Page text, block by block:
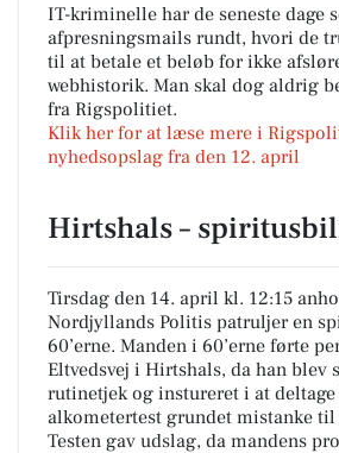
IT-kriminelle har de seneste dage
afpresningsmails rundt, hvori de
til at betale et beløb for ikke
webhistorik. Man skal dog aldrig
fra Rigspolitiet.
Klik her for at læse mere i
nyhedsopslag fra den 12. april
Hirtshals –
Tirsdag den 14. april kl. 12:15
Nordjyllands Politis patruljer en
60’erne. Manden i 60’erne førte
Eltvedsvej i Hirtshals, da han blev
rutinetjek og instureret i at
alkometertest grundet mistanke
Testen gav udslag, da mandens